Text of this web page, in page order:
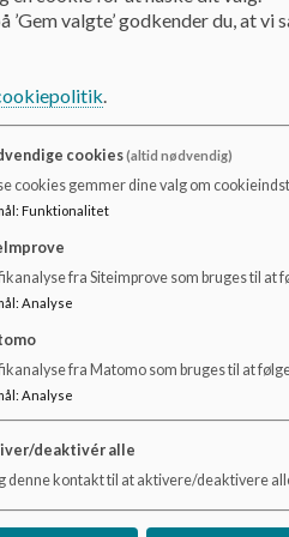
’Gem valgte’ godkender du, at
.
cookies(altid nødvendig)
cookies gemmer dine valg om
: Funktionalitet
fra Siteimprove som bruges til at
: Analyse
fra Matomo som bruges til at
: Analyse
deaktivér alle
denne kontakt til at aktivere/deaktivere